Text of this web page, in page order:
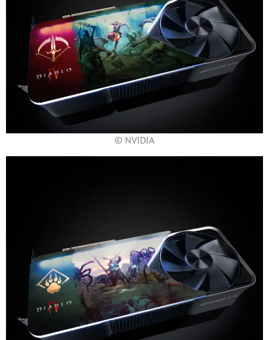
© NVIDIA